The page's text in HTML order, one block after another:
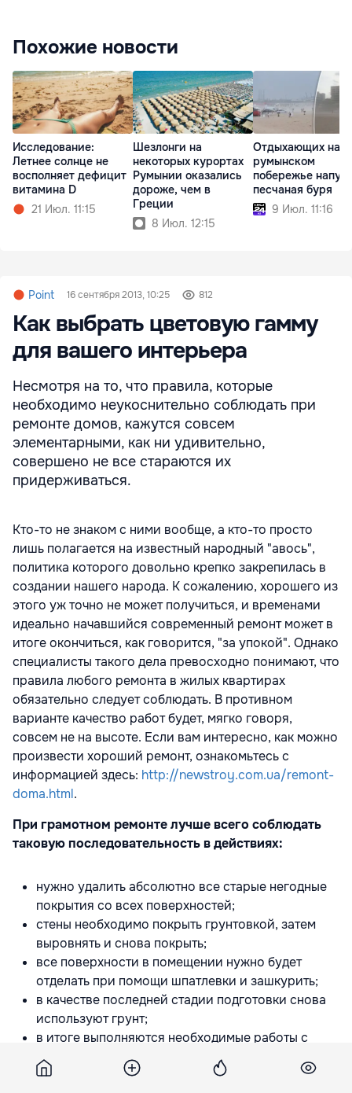
Похожие новости
Исследование:
Летнее солнце не
восполняет дефицит
витамина D
21 Июл. 11:15
Шезлонги на
некоторых курортах
Румынии оказались
дороже, чем в
Греции
8 Июл. 12:15
Отдыхающих на
румынском
побережье
песчаная буря
9 Июл. 11:16
Point 16 сентября 2013, 10:25 812
Как выбрать цветовую гамму
для вашего интерьера
Несмотря на то, что правила, которые
необходимо неукоснительно соблюдать при
ремонте домов, кажутся совсем
элементарными, как ни удивительно,
совершено не все стараются их
придерживаться.
Кто-то не знаком с ними вообще, а кто-то просто
лишь полагается на известный народный "авось",
политика которого довольно крепко закрепилась в
создании нашего народа. К сожалению, хорошего из
этого уж точно не может получиться, и временами
идеально начавшийся современный ремонт может в
итоге окончиться, как говорится, "за упокой". Однако
специалисты такого дела превосходно понимают, что
правила любого ремонта в жилых квартирах
обязательно следует соблюдать. В противном
варианте качество работ будет, мягко говоря,
совсем не на высоте. Если вам интересно, как можно
произвести хороший ремонт, ознакомьтесь с
информацией здесь: http://newstroy.com.ua/remont-
doma.html.
При грамотном ремонте лучше всего соблюдать
таковую последовательность в действиях:
нужно удалить абсолютно все старые негодные
покрытия со всех поверхностей;
стены необходимо покрыть грунтовкой, затем
выровнять и снова покрыть;
все поверхности в помещении нужно будет
отделать при помощи шпатлевки и зашкурить;
в качестве последней стадии подготовки снова
используют грунт;
в итоге выполняются необходимые работы с
окончательным покрытием.